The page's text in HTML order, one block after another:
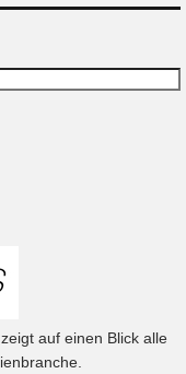
auf einen Blick alle